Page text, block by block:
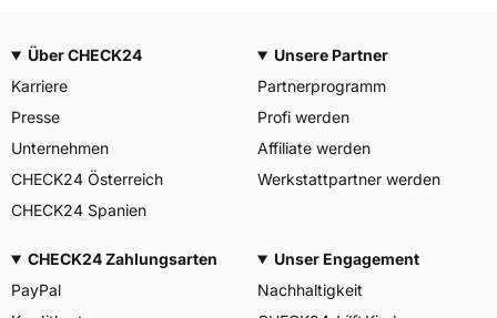
Über CHECK24
Karriere
Presse
Unternehmen
CHECK24 Österreich
CHECK24 Spanien
Unsere Partner
Partnerprogramm
Profi werden
Affiliate werden
Werkstattpartner werden
CHECK24 Zahlungsarten
PayPal
Unser Engagement
Nachhaltigkeit